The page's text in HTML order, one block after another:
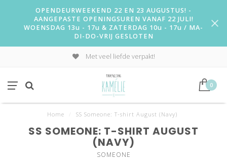
OPENDEURWEEKEND 22 EN 23 AUGUSTUS! -
AANGEPASTE OPENINGSUREN VANAF 22 JULI!
WOENSDAG 13u - 17u & ZATERDAG 10u - 17u / MA-
DI-DO-VRIJ GESLOTEN
Met veel liefde verpakt!
0
Home SS Someone: T-shirt August (Navy)
SS SOMEONE: T-SHIRT AUGUST
(NAVY)
SOMEONE